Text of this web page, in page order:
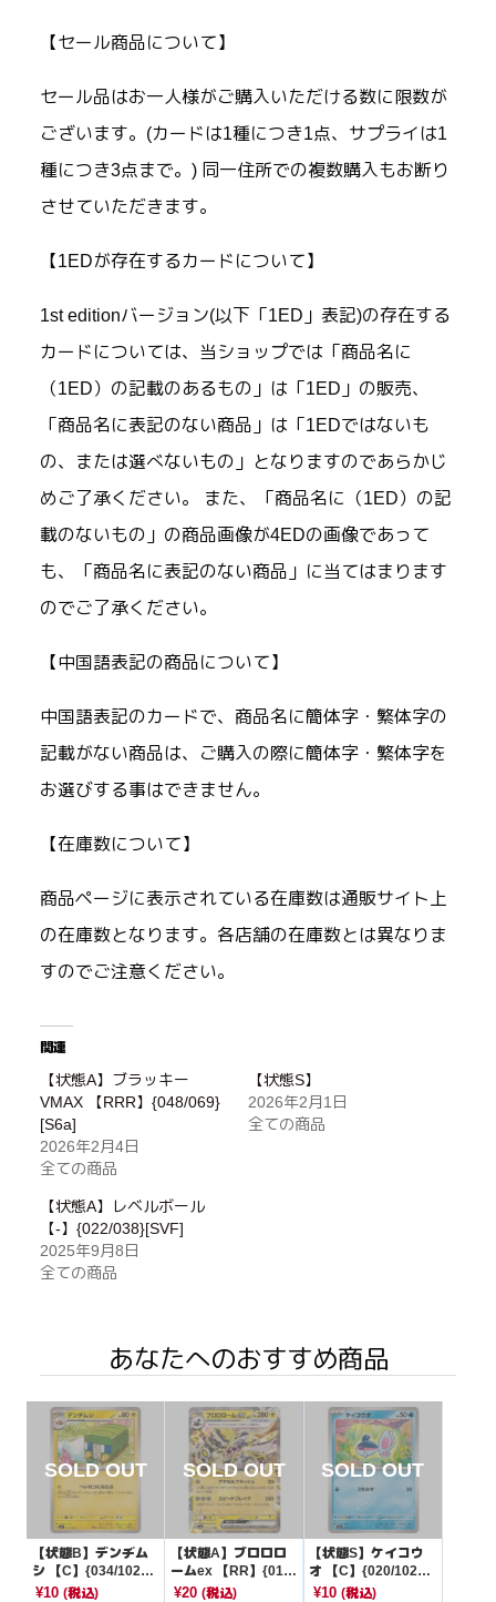
【セール商品について】
セール品はお一人様がご購入いただける数に限数が
ございます。(カードは1種につき1点、サプライは1
種につき3点まで。) 同一住所での複数購入もお断り
させていただきます。
【1EDが存在するカードについて】
1st editionバージョン(以下「1ED」表記)の存在する
カードについては、当ショップでは「商品名に
（1ED）の記載のあるもの」は「1ED」の販売、
「商品名に表記のない商品」は「1EDではないも
の、または選べないもの」となりますのであらかじ
めご了承ください。 また、「商品名に（1ED）の記
載のないもの」の商品画像が4EDの画像であって
も、「商品名に表記のない商品」に当てはまります
のでご了承ください。
【中国語表記の商品について】
中国語表記のカードで、商品名に簡体字・繁体字の
記載がない商品は、ご購入の際に簡体字・繁体字を
お選びする事はできません。
【在庫数について】
商品ページに表示されている在庫数は通販サイト上
の在庫数となります。各店舗の在庫数とは異なりま
すのでご注意ください。
関連
【状態A】ブラッキー
VMAX 【RRR】{048/069}
[S6a]
2026年2月4日
全ての商品
【状態S】
2026年2月1日
全ての商品
【状態A】レベルボール
【-】{022/038}[SVF]
2025年9月8日
全ての商品
あなたへのおすすめ商品
【状態B】デンヂム
シ 【C】{034/102}
[SV7]
¥10 (税込)
【状態A】ブロロロ
ームex 【RR】{015/
064}[SV6a]
¥20(税込)
【状態S】ケイコウ
オ 【C】{020/102}
[SV7]
¥10 (税込)